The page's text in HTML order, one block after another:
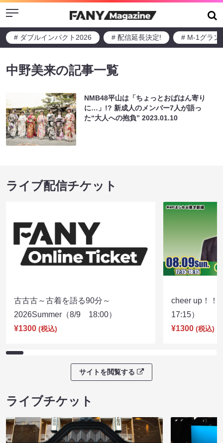
Menu
# ダブルインパクト2026 # 配信延長決定! # M-1グラン
中野美来の記事一覧
NMB48平山は「ちょっとおばはん寄り
に…」!? 新成人のメンバー7人が語っ
た“大人への抱負”2023.01.10
ライブ配信チケット
古古古～古着を語る90分～
2026Summer（8/9 18:00）
¥1300 (税込)
cheer up！
17:15）
¥1300 (税込)
サイトを閲覧する
ライブチケット